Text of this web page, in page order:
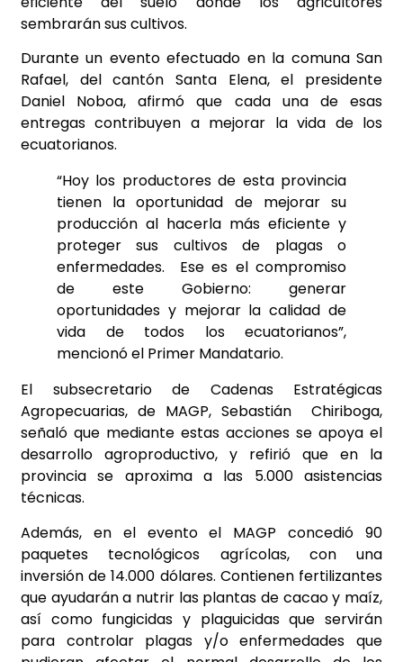
sembrarán sus cultivos.
Durante un evento efectuado en la comuna San
Rafael, del cantón Santa Elena, el presidente
Daniel Noboa, afirmó que cada una de esas
entregas contribuyen a mejorar la vida de los
ecuatorianos.
“Hoy los productores de esta provincia
tienen la oportunidad de mejorar su
producción al hacerla más eficiente y
proteger sus cultivos de plagas o
enfermedades. Ese es el compromiso
de este Gobierno: generar
oportunidades y mejorar la calidad de
vida de todos los ecuatorianos”,
mencionó el Primer Mandatario.
El subsecretario de Cadenas Estratégicas
Agropecuarias, de MAGP, Sebastián Chiriboga,
señaló que mediante estas acciones se apoya el
desarrollo agroproductivo, y refirió que en la
provincia se aproxima a las 5.000 asistencias
técnicas.
Además, en el evento el MAGP concedió 90
paquetes tecnológicos agrícolas, con una
inversión de 14.000 dólares. Contienen fertilizantes
que ayudarán a nutrir las plantas de cacao y maíz,
así como fungicidas y plaguicidas que servirán
para controlar plagas y/o enfermedades que